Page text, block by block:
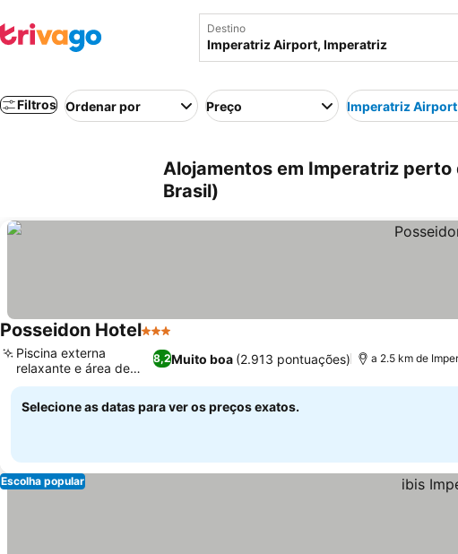
Destino
Filtros Ordenar por Preço Imperatriz Airport
Alojamentos em Imperatriz
Brasil)
Posseidon Hotel3 Estrelas
8,2Muito boa (2.913 pontuações)
Piscina externa
relaxante e área de
lazer
a 2.5 km de
Selecione as datas para ver os preços exatos.
Escolha popular